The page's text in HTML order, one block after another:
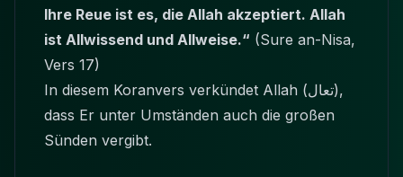
Ihre Reue ist es, die Allah akzeptiert. Allah
ist Allwissend und Allweise.“ (Sure an-Nisa,
Vers 17)
In diesem Koranvers verkündet Allah (تعال),
dass Er unter Umständen auch die großen
Sünden vergibt.